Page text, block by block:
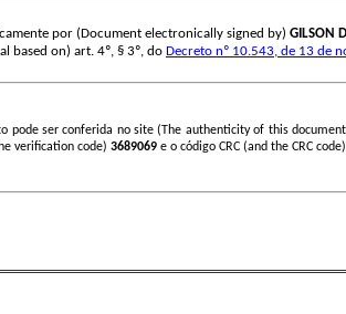
por (Document electronically signed by) GILSON
based on) art. 4º, § 3º, do Decreto nº 10.543, de 13 de
pode ser conferida no site (The authenticity of this
verification code) 3689069 e o código CRC (and the CRC code)